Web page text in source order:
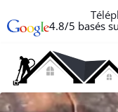
4.8/5 basés